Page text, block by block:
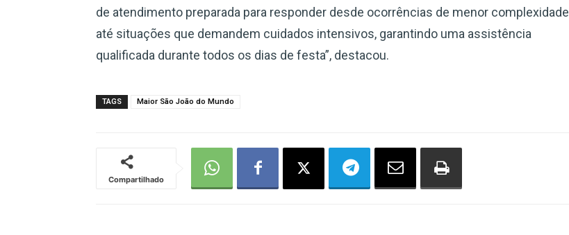
de atendimento preparada para responder desde ocorrências de menor complexidade
até situações que demandem cuidados intensivos, garantindo uma assistência
qualificada durante todos os dias de festa”, destacou.
TAGS Maior São João do Mundo
Compartilhado